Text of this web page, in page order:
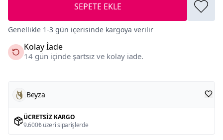
SEPETE EKLE
Genellikle 1-3 gün içerisinde kargoya verilir
Kolay İade
14 gün içinde şartsız ve kolay iade.
Beyza
ÜCRETSIZ KARGO
9.600₺ üzeri siparişlerde